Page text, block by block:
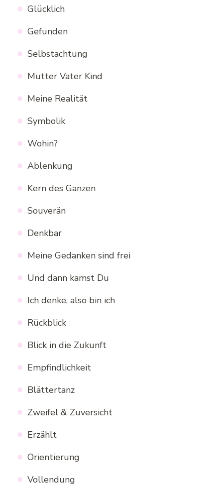
Glücklich
Gefunden
Selbstachtung
Mutter Vater Kind
Meine Realität
Symbolik
Wohin?
Ablenkung
Kern des Ganzen
Souverän
Denkbar
Meine Gedanken sind frei
Und dann kamst Du
Ich denke, also bin ich
Rückblick
Blick in die Zukunft
Empfindlichkeit
Blättertanz
Zweifel & Zuversicht
Erzählt
Orientierung
Vollendung